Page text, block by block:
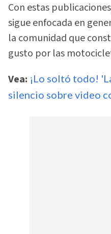
Con estas
sigue enfocada en
la comunidad que
gusto por las
Vea: ¡Lo soltó todo!
silencio sobre video